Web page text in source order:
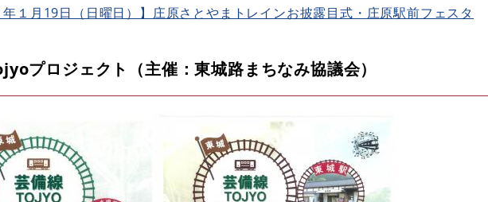
年１月19日（日曜日）】庄原さとやまトレインお披露目式・庄原駅前フェスタ
プロジェクト（主催：東城路まちなみ協議会）